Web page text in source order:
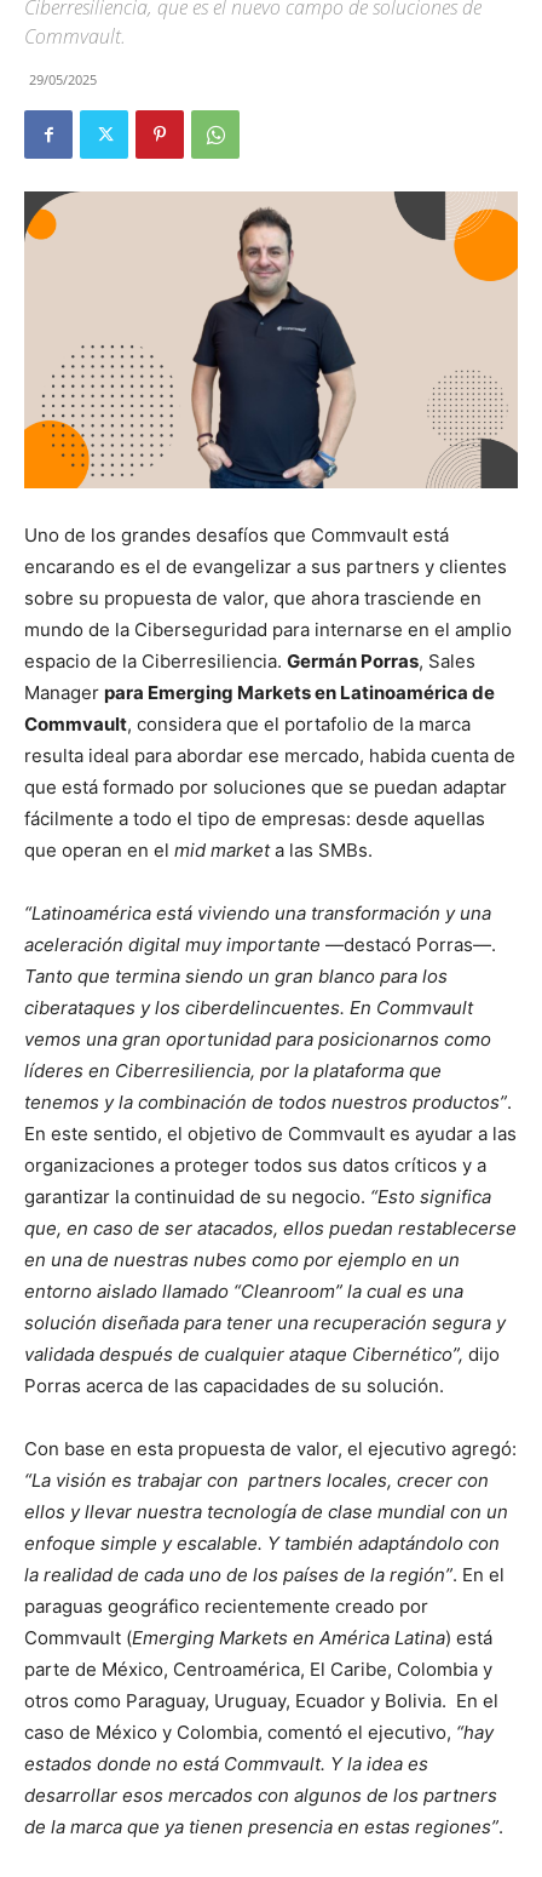
Ciberresiliencia, que es el nuevo campo de soluciones de
Commvault.
29/05/2025
Uno de los grandes desafíos que Commvault está
encarando es el de evangelizar a sus partners y clientes
sobre su propuesta de valor, que ahora trasciende en
mundo de la Ciberseguridad para internarse en el amplio
espacio de la Ciberresiliencia. Germán Porras, Sales
Manager para Emerging Markets en Latinoamérica de
Commvault, considera que el portafolio de la marca
resulta ideal para abordar ese mercado, habida cuenta de
que está formado por soluciones que se puedan adaptar
fácilmente a todo el tipo de empresas: desde aquellas
que operan en el mid marketa las SMBs.
“Latinoamérica está viviendo una transformación y una
aceleración digital muy importante —destacó Porras—.
Tanto que termina siendo un gran blanco para los
ciberataques y los ciberdelincuentes. En Commvault
vemos una gran oportunidad para posicionarnos como
líderes en Ciberresiliencia, por la plataforma que
tenemos y la combinación de todos nuestros productos”.
En este sentido, el objetivo de Commvault es ayudar a las
organizaciones a proteger todos sus datos críticos y a
garantizar la continuidad de su negocio. “Esto significa
que, en caso de ser atacados, ellos puedan restablecerse
en una de nuestras nubes como por ejemplo en un
entorno aislado llamado “Cleanroom” la cual es una
solución diseñada para tener una recuperación segura y
validada después de cualquier ataque Cibernético”, dijo
Porras acerca de las capacidades de su solución.
Con base en esta propuesta de valor, el ejecutivo agregó:
“La visión es trabajar con partners locales, crecer con
ellos y llevar nuestra tecnología de clase mundial con un
enfoque simple y escalable. Y también adaptándolo con
la realidad de cada uno de los países de la región”. En el
paraguas geográfico recientemente creado por
Commvault (Emerging Markets en América Latina) está
parte de México, Centroamérica, El Caribe, Colombia y
otros como Paraguay, Uruguay, Ecuador y Bolivia. En el
caso de México y Colombia, comentó el ejecutivo, “hay
estados donde no está Commvault. Y la idea es
desarrollar esos mercados con algunos de los partners
de la marca que ya tienen presencia en estas regiones”.